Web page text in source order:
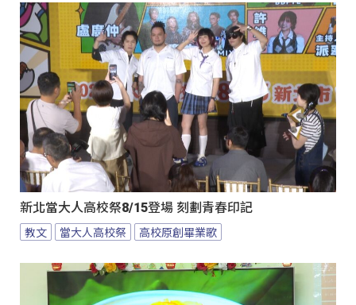
新北當大人高校祭8/15登場 刻劃青春印記
教文 當大人高校祭 高校原創畢業歌